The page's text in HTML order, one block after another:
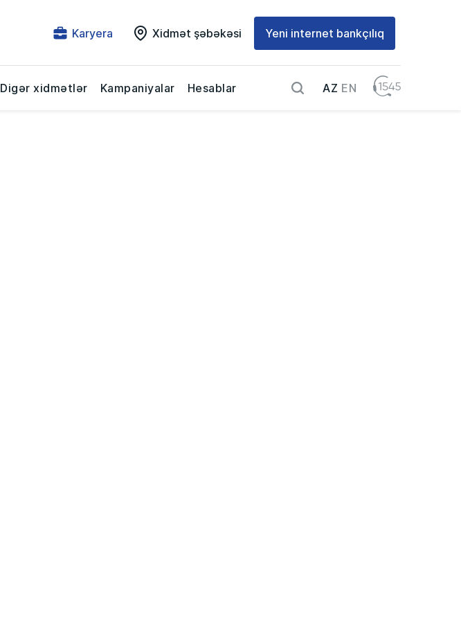
Karyera Xidmət şəbəkəsi Yeni internet bankçılıq
Digər xidmətlər Kampaniyalar Hesablar AZ EN